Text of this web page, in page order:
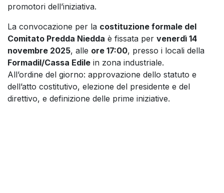
promotori dell’iniziativa.
La convocazione per la costituzione formale del
Comitato Predda Niedda è fissata per venerdì 14
novembre 2025, alle ore 17:00, presso i locali della
Formadil/Cassa Edile in zona industriale.
All’ordine del giorno: approvazione dello statuto e
dell’atto costitutivo, elezione del presidente e del
direttivo, e definizione delle prime iniziative.